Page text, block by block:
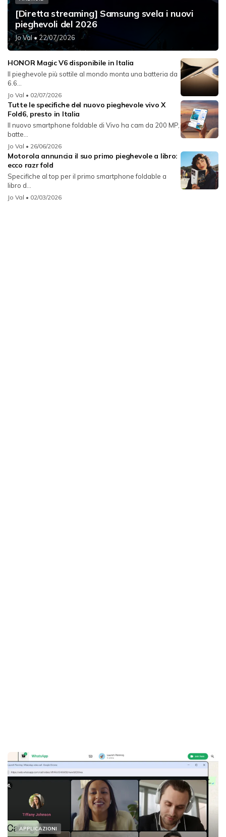
[Diretta streaming] Samsung svela i nuovi
pieghevoli del 2026
Jo Val• 22/07/2026
HONOR Magic V6 disponibile in Italia
Il pieghevole più sottile al mondo monta una batteria da
6.6...
Jo Val • 02/07/2026
Tutte le specifiche del nuovo pieghevole vivo X
Fold6, presto in Italia
Il nuovo smartphone foldable di Vivo ha cam da 200 MP,
batte...
Jo Val • 26/06/2026
Motorola annuncia il suo primo pieghevole a libro:
ecco razr fold
Specifiche al top per il primo smartphone foldable a
libro d...
Jo Val • 02/03/2026
APPLICAZIONI